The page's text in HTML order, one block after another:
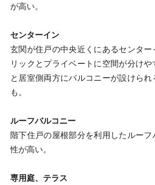
が高い。
センターイン
玄関が住戸の中央近くにあるセンタ
リックとプライベートに空間が分け
と居室側両方にバルコニーが設けられ
も。
ルーフバルコニー
階下住戸の屋根部分を利用したルー
性が高い。
専用庭、テラス